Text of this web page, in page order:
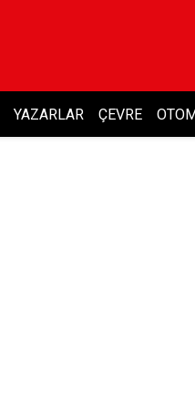
YAZARLAR ÇEVRE